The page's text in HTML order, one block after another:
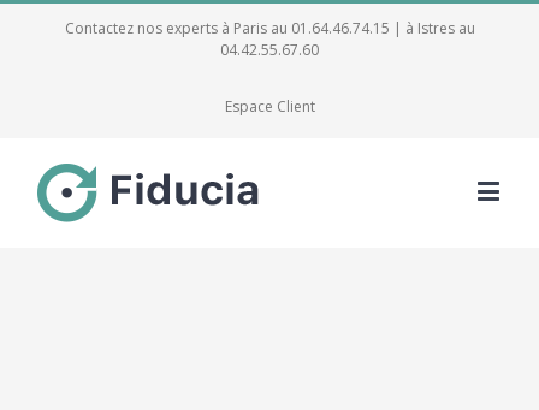
Contactez nos experts à Paris au 01.64.46.74.15 | à Istres au
04.42.55.67.60
Espace Client